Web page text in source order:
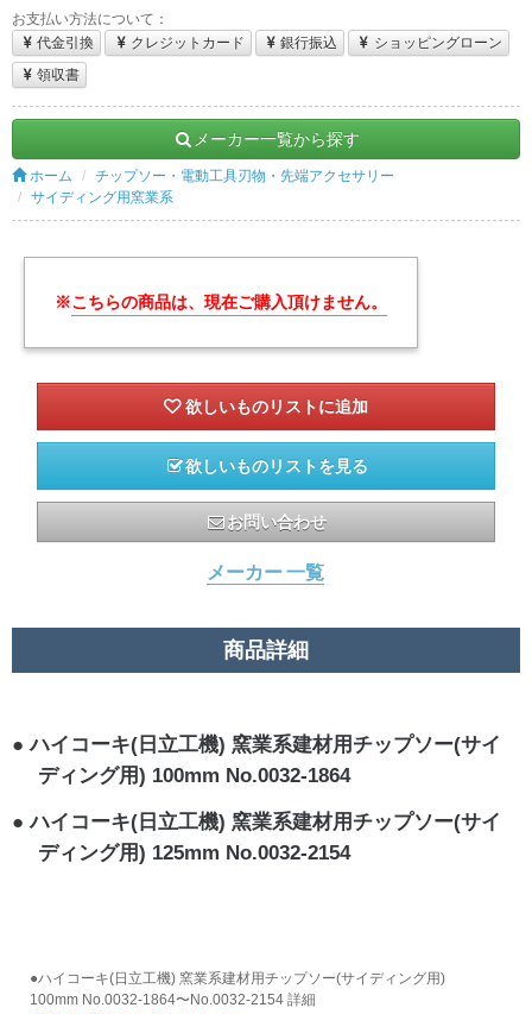
お支払い方法について：
代金引換
クレジットカード 銀行振込
ショッピングローン
領収書
メーカー一覧から探す
ホーム
チップソー・電動工具刃物・先端アクセサリー
サイディング用窯業系
※こちらの商品は、現在ご購入頂けません。
欲しいものリストを見る
お問い合わせ
メーカー 一覧
商品詳細
ハイコーキ(日立工機) 窯業系建材用チップソー(サイ
ディング用) 100mm No.0032-1864
ハイコーキ(日立工機) 窯業系建材用チップソー(サイ
ディング用) 125mm No.0032-2154
●ハイコーキ(日立工機) 窯業系建材用チップソー(サイディング用)
100mm No.0032-1864〜No.0032-2154 詳細